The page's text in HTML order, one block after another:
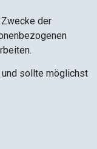
der
sollte möglichst